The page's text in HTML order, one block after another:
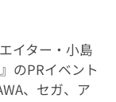
イター・小島
のPRイベント
、セガ、ア